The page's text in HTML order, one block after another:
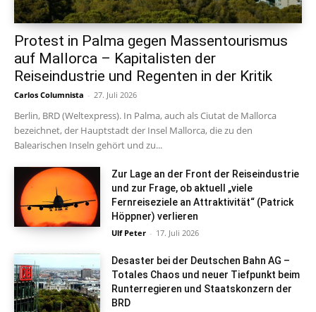
Protest in Palma gegen Massentourismus
auf Mallorca – Kapitalisten der
Reiseindustrie und Regenten in der Kritik
Carlos Columnista - 27. Juli 2026
Berlin, BRD (Weltexpress). In Palma, auch als Ciutat de Mallorca
bezeichnet, der Hauptstadt der Insel Mallorca, die zu den
Balearischen Inseln gehört und zu...
Zur Lage an der Front der Reiseindustrie
und zur Frage, ob aktuell „viele
Fernreiseziele an Attraktivität“ (Patrick
Höppner) verlieren
Ulf Peter - 17. Juli 2026
Desaster bei der Deutschen Bahn AG –
Totales Chaos und neuer Tiefpunkt beim
Runterregieren und Staatskonzern der
BRD